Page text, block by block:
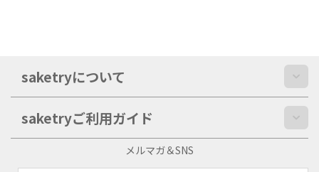
saketryについて
saketryご利用ガイド
メルマガ＆SNS